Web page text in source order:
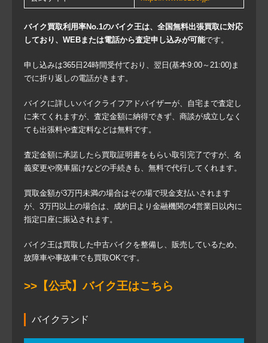
バイク買取利用率No.1のバイク王は、全国無料出張買取に対応
しており、WEBまたは電話から査定申し込みが可能です。
申し込みは365日24時間受付ており、翌日(基本9:00～21:00)ま
でに折り返しの電話がきます。
バイクに詳しいバイクライフアドバイザーが、自宅まで査定し
に来てくれますが、査定金額に納得できず、商談が成立しなく
ても出張料や査定料などは無料です。
査定金額に承諾したら買取証明書をもらい取引完了ですが、名
義変更や廃車届けなどの手続きも、無料で代行してくれます。
買取金額が3万円未満の場合はその場で現金支払いされます
が、3万円以上の場合は、成約日より金融機関の4営業日以内に
指定口座に振込されます。
バイク王は買取した中古バイクを整備し、販売しているため、
故障車や事故車でも買取OKです。
>>【公式】バイク王はこちら
バイクランド